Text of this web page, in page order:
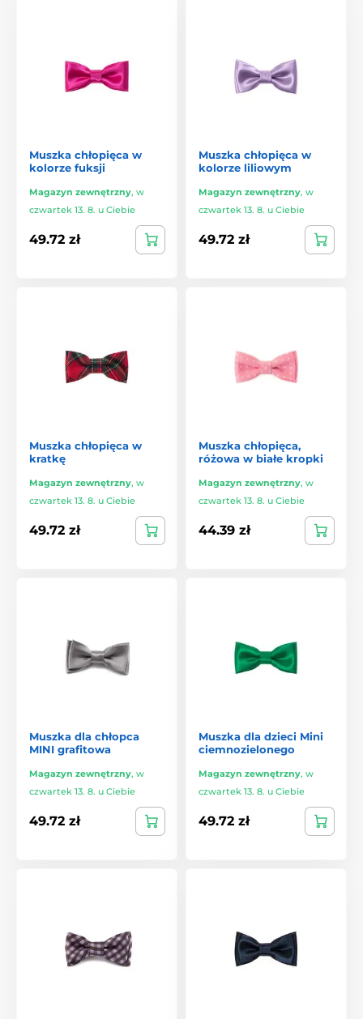
Muszka chłopięca w
kolorze fuksji
Magazyn zewnętrzny, w
czwartek 13. 8. u Ciebie
49.72 zł
Muszka chłopięca w
kolorze liliowym
Magazyn zewnętrzny, w
czwartek 13. 8. u Ciebie
49.72 zł
Muszka chłopięca w
kratkę
Magazyn zewnętrzny, w
czwartek 13. 8. u Ciebie
49.72 zł
Muszka chłopięca,
różowa w białe kropki
Magazyn zewnętrzny, w
czwartek 13. 8. u Ciebie
44.39 zł
Muszka dla chłopca
MINI grafitowa
Magazyn zewnętrzny, w
czwartek 13. 8. u Ciebie
49.72 zł
Muszka dla dzieci Mini
ciemnozielonego
Magazyn zewnętrzny, w
czwartek 13. 8. u Ciebie
49.72 zł